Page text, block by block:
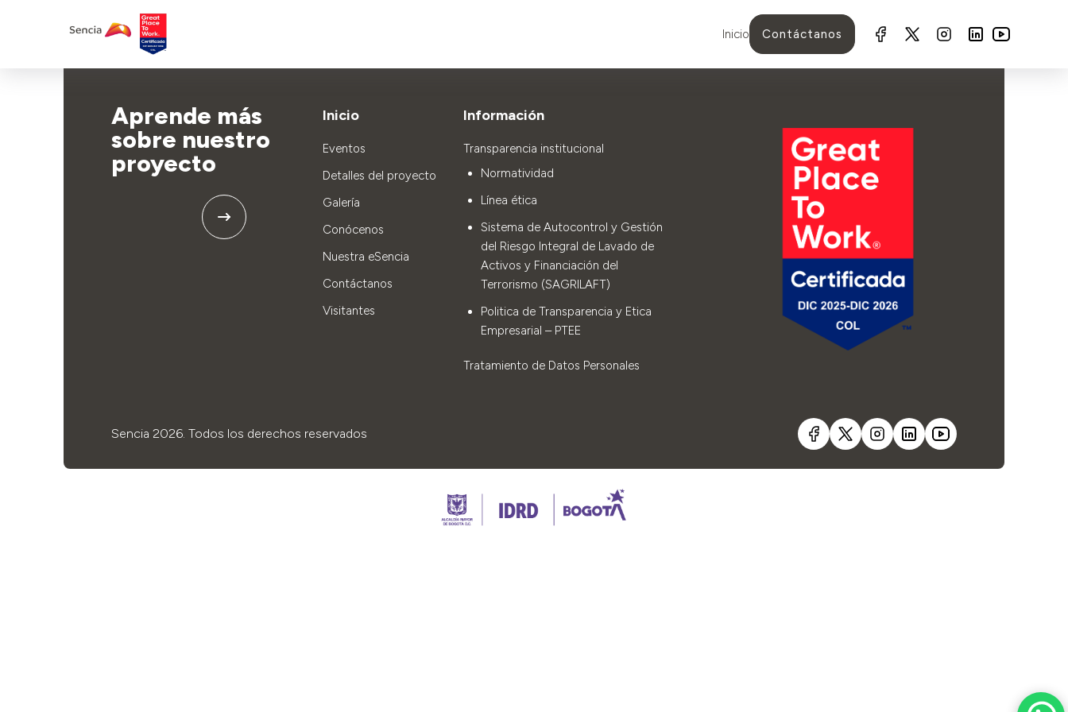
Inicio Contáctanos
Aprende más
sobre nuestro
proyecto
Inicio
Eventos
Detalles del proyecto
Galería
Conócenos
Nuestra eSencia
Contáctanos
Visitantes
Información
Transparencia institucional
Normatividad
Línea ética
Sistema de Autocontrol y Gestión
del Riesgo Integral de Lavado de
Activos y Financiación del
Terrorismo (SAGRILAFT)
Politica de Transparencia y Etica
Empresarial – PTEE
Tratamiento de Datos Personales
Sencia 2026. Todos los derechos reservados